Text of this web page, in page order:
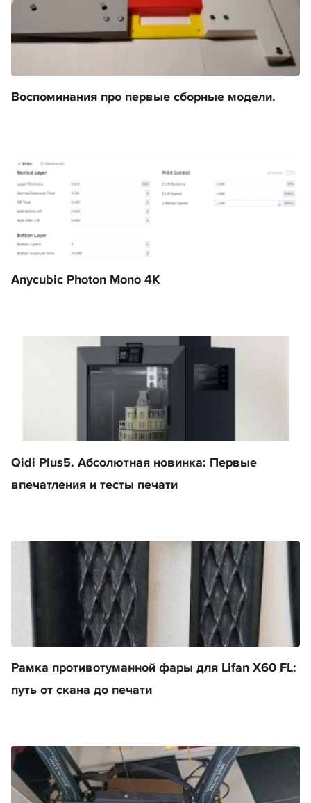
Воспоминания про первые сборные модели.
Anycubic Photon Mono 4K
Qidi Plus5. Абсолютная новинка: Первые
впечатления и тесты печати
Рамка противотуманной фары для Lifan X60 FL:
путь от скана до печати